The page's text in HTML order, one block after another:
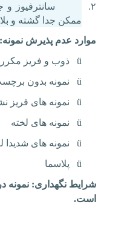
۲.
سانترفیوز و
ممکن جدا گشته و
موارد عدم پذیرش نمونه:
ü
ذوب و فریز مکرر
ü
نمونه بدون
ü
نمونه های فریز
ü
نمونه های لخته
ü
نمونه های شدیدا
ü
پلاسما
شرایط نگهداری: نمونه در
است.